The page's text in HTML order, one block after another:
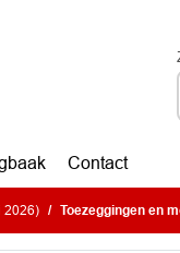
Contact
2026) Toezeggingen en